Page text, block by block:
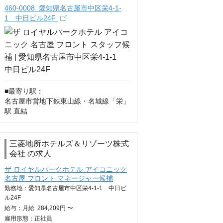
460-0008 愛知県名古屋市中区栄4-1-
1 中日ビル24F
■最寄り駅：
名古屋市営地下鉄東山線・名城線「栄」
駅 直結
三菱地所ホテルズ＆リゾーツ株式
会社 の求人
ザ ロイヤルパークホテル アイコニック
名古屋 フロント マネージャー候補
勤務地：愛知県名古屋市中区栄4-1-1 中日ビ
ル24F
給与： 月給 284,209円 〜
雇用形態：正社員